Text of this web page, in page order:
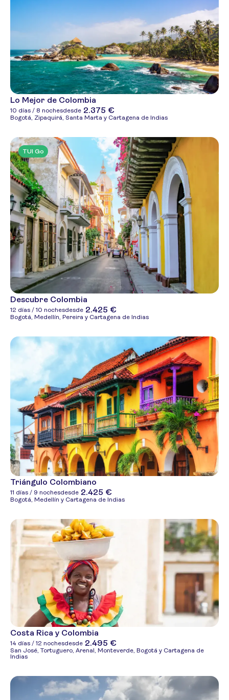
Lo Mejor de Colombia
10 días / 8 nochesdesde 2.375 €
Bogotá, Zipaquirá, Santa Marta y Cartagena de Indias
TUI Go
Descubre Colombia
12 días / 10 nochesdesde 2.425 €
Bogotá, Medellín, Pereira y Cartagena de Indias
Triángulo Colombiano
11 días / 9 nochesdesde 2.425 €
Bogotá, Medellín y Cartagena de Indias
Costa Rica y Colombia
14 días / 12 nochesdesde 2.495 €
San José, Tortuguero, Arenal, Monteverde, Bogotá y Cartagena de
Indias